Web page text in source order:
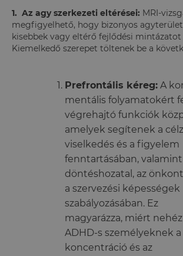
1. Az agy szerkezeti eltérései: MRI-
megfigyelhető, hogy bizonyos
kisebbek vagy eltérő fejlődési
Kiemelkedő szerepet töltenek be a
Prefrontális kéreg: A
mentális folyamatokért
végrehajtó funkciók
amelyek segítenek a
viselkedés és a figyelem
fenntartásában, valamint
döntéshozatal, az
a szervezési képességek
szabályozásában. Ez
magyarázza, miért
ADHD-s személyeknek a
koncentráció és az